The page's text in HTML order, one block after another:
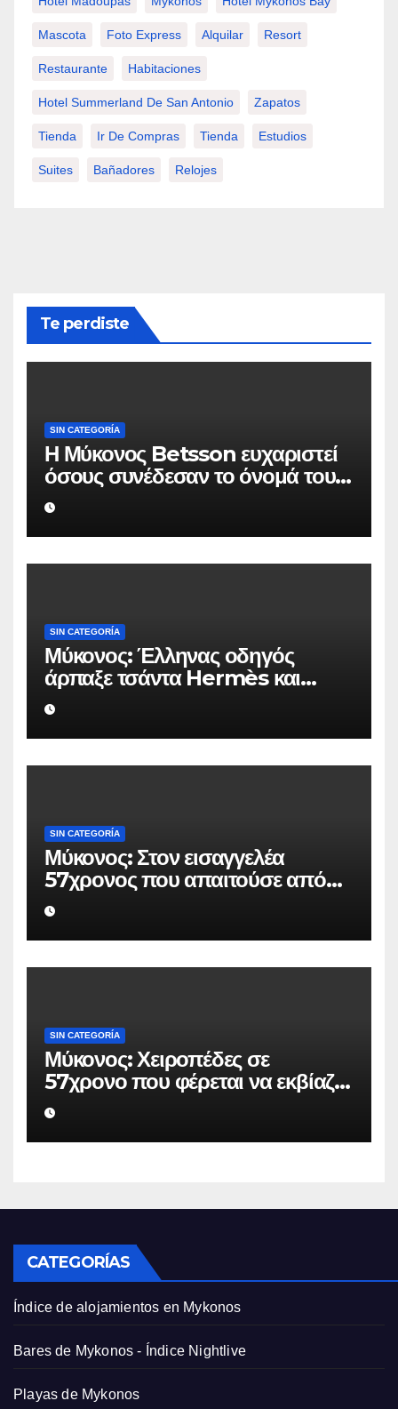
Mascota Foto Express Alquilar Resort
Restaurante Habitaciones
Hotel Summerland De San Antonio Zapatos
Tienda Ir De Compras Tienda Estudios
Suites Bañadores Relojes
Te perdiste
SIN CATEGORÍA
Η Μύκονος Betsson ευχαριστεί
όσους συνέδεσαν το όνομά τους
με την ιστορική χρονιά
SIN CATEGORÍA
Μύκονος: Έλληνας οδηγός
άρπαξε τσάντα Hermès και
Rolex αξίας 75.000 ευρώ από
Ουκρανό τουρίστα
SIN CATEGORÍA
Μύκονος: Στον εισαγγελέα
57χρονος που απαιτούσε από
επιχειρηματία 80.000 ευρώ για
να μην κάνει καταγγελίες σε
βάρος του
SIN CATEGORÍA
Μύκονος: Χειροπέδες σε
57χρονο που φέρεται να εκβίαζε
επιχείρηση για να «θάψει»
ψευδείς καταγγελίες – Η παγίδα
που του έστησε η ΕΛ.ΑΣ.
CATEGORÍAS
Índice de alojamientos en Mykonos
Bares de Mykonos - Índice Nightlive
Playas de Mykonos